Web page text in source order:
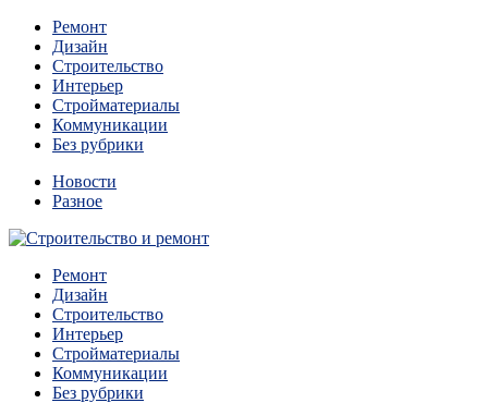
Перейти
содержимому
Ремонт
Дизайн
Строительство
Интерьер
Стройматериалы
Коммуникации
Без рубрики
Новости
Разное
Строительство и ремонт
Квартиры и дома, в которых живут разные люди, очень
отличаются между собой.
Ремонт
Дизайн
Строительство
Интерьер
Стройматериалы
Коммуникации
Без рубрики